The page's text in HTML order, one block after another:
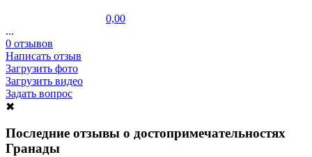
0,00
...
0 отзывов
Написать отзыв
Загрузить фото
Загрузить видео
Задать вопрос
✖
Последние отзывы о достопримечательностях
Гранады